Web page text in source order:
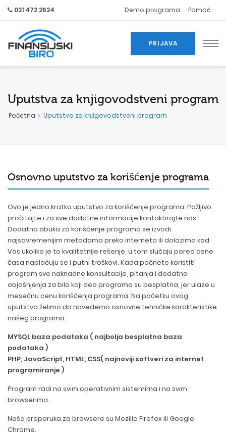
021 472 2624 Demo programa Pomoć
PRIJAVA
Uputstva za knjigovodstveni program
Početna Uputstva za knjigovodstveni program
Osnovno uputstvo za korišćenje programa
Ovo je jedno kratko uputstvo za korišćenje programa. Pažljivo
pročitajte i za sve dodatne informacije kontaktirajte nas.
Dodatna obuka za korišćenje programa se izvodi
najsavremenijim metodama preko interneta ili dolazimo kod
Vas ukoliko je to kvalitetnije rešenje, u tom slučaju pored cene
časa naplaćuju se i putni troškovi. Kada počnete koristiti
program sve naknadne konsultacije, pitanja i dodatna
objašnjenja za bilo koji deo programa su besplatna, jer ulaze u
mesečnu cenu korišćenja programa. Na početku ovog
uputstva želimo da navedemo osnovne tehničke karakteristike
našeg programa:
MYSQL baza podataka ( najbolja besplatna baza
podataka )
PHP, JavaScript, HTML, CSS( najnoviji softveri za internet
programiranje )
Program radi na svim operativnim sistemima i na svim
browserima.
Naša preporuka za browsere su Mozilla Firefox ili Google
Chrome.